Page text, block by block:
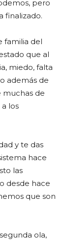
pero
finalizado.
familia del
que al
miedo, falta
además de
muchas de
los
y te das
hace
las
desde hace
que son
ola,